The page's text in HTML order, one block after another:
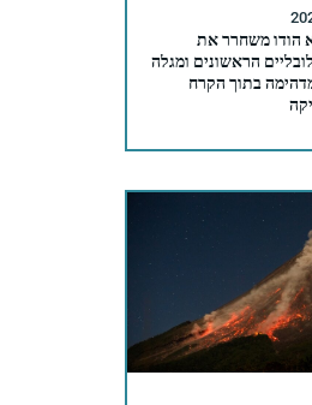
הודו משחרר את
הראשונים ומגלה
בתוך הקרח